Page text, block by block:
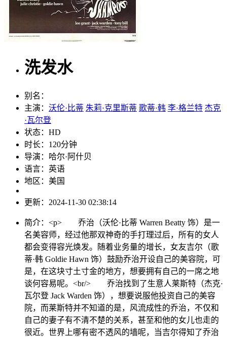
洗发水
别名：
主演： 沃伦·比蒂 朱莉·克里斯蒂 歌蒂·韩 李·格兰特 杰克
·瓦尔登
状态： HD
时长： 120分钟
导演： 哈尔·阿什贝
语言： 英语
地区： 美国
更新： 2024-11-30 02:38:14
简介： <p> 乔治（沃伦·比蒂 Warren Beatty 饰）是一
名美容师，经过他那双神奇的手打理过后，所有的女人
都会变得容光焕发。随着业务量的增长，女友吉尔（歌
蒂·韩 Goldie Hawn 饰）鼓励乔治开设自己的美容院，可
是，在这块寸土寸金的地方，想要拥有自己的一席之地
谈何容易呢。<br/> 乔治找到了生意人莱斯特（杰克·
瓦尔登 Jack Warden 饰），想要说服他投资自己的美容
院，而莱斯特并不知道的是，风流成性的乔治，不仅和
自己的妻子有不清不楚的关系，甚至和他的女儿也走的
很近。世界上哪有密不透风的墙呢，当吉尔得知了乔治